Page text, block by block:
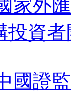
家外
投資
國證